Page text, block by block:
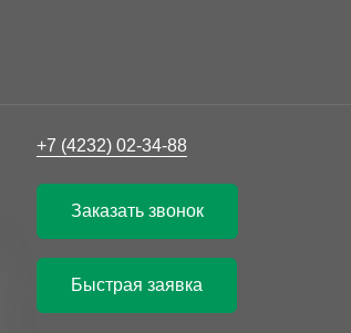
+7 (4232) 02-34-88
Заказать звонок
Быстрая заявка